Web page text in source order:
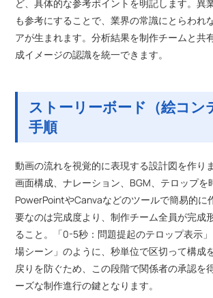
ど、具体的な参考ポイントを明記します。異
も参考にすることで、業界の常識にとらわれ
アが生まれます。分析結果を制作チームと共
成イメージの認識を統一できます。
ストーリーボード（絵コン
手順
動画の流れを視覚的に表現する設計図を作り
画面構成、ナレーション、BGM、テロップを
PowerPointやCanvaなどのツールで簡易的に
要なのは完成度より、制作チーム全員が完成
ること。「0-5秒：問題提起のテロップ表示
場シーン」のように、秒単位で区切って構成
戻りを防ぐため、この段階で関係者の承認を
ーズな制作進行の鍵となります。